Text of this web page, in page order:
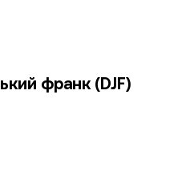
франк (DJF)